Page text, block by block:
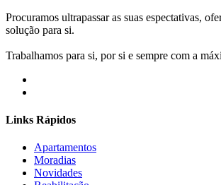
Procuramos ultrapassar as suas espectativas,
solução para si.
Trabalhamos para si, por si e sempre com a
Links Rápidos
Apartamentos
Moradias
Novidades